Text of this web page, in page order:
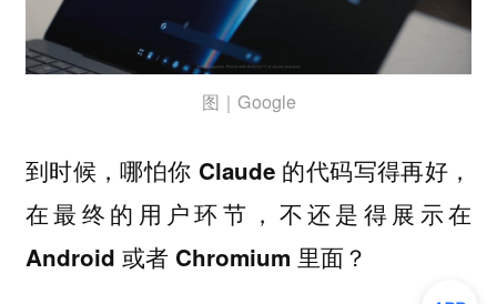
图｜Google
到时候，哪怕你 Claude 的代码写得再好，
在最终的用户环节，不还是得展示在
Android 或者 Chromium 里面？